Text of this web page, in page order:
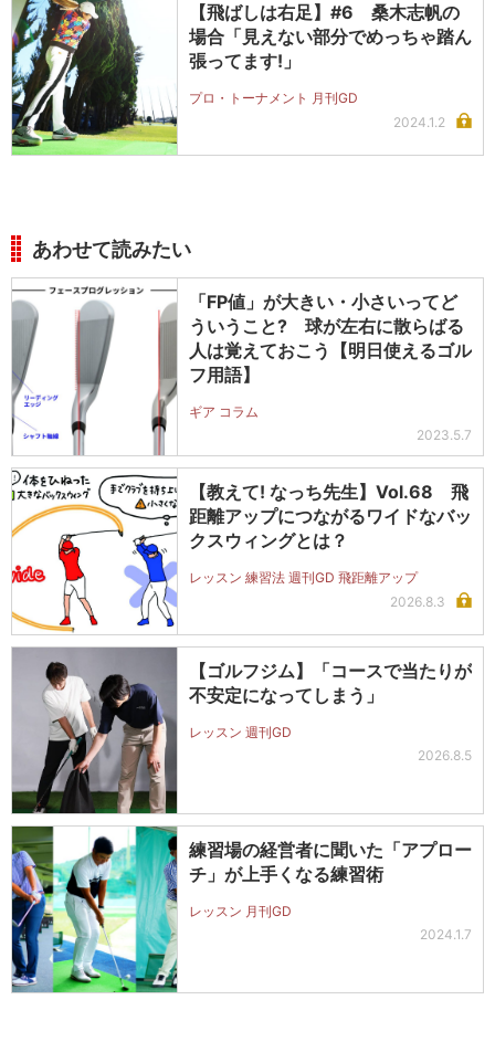
【飛ばしは右足】#6 桑木志帆の
場合「見えない部分でめっちゃ踏ん
張ってます!」
プロ・トーナメント 月刊GD
2024.1.2
あわせて読みたい
「FP値」が大きい・小さいってど
ういうこと? 球が左右に散らばる
人は覚えておこう【明日使えるゴル
フ用語】
ギア コラム
2023.5.7
【教えて! なっち先生】Vol.68 飛
距離アップにつながるワイドなバッ
クスウィングとは？
レッスン 練習法 週刊GD 飛距離アップ
2026.8.3
【ゴルフジム】「コースで当たりが
不安定になってしまう」
レッスン 週刊GD
2026.8.5
練習場の経営者に聞いた「アプロー
チ」が上手くなる練習術
レッスン 月刊GD
2024.1.7